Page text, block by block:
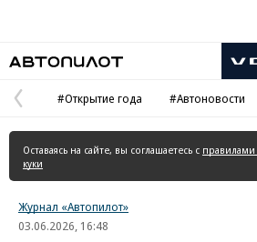
Предыдущая
страница
#Открытие года #Автоновости
Оставаясь на сайте, вы соглашаетесь с правилами
куки
Журнал «Автопилот»
03.06.2026, 16:48